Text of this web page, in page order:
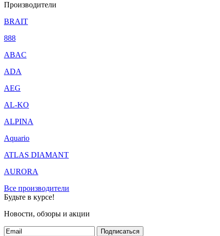
Производители
BRAIT
888
ABAC
ADA
AEG
AL-KO
ALPINA
Aquario
ATLAS DIAMANT
AURORA
Все производители
Будьте в курсе!
Новости, обзоры и акции
Подписаться